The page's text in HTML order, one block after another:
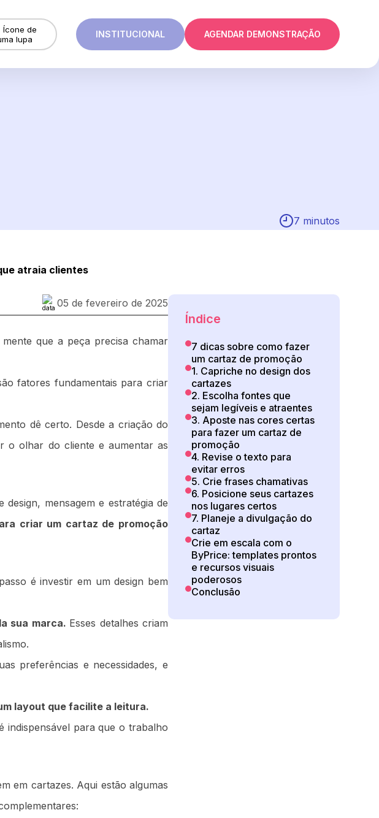
INSTITUCIONAL AGENDAR DEMONSTRAÇÃO
7 minutos
atraia clientes
05 de fevereiro de 2025
que a peça precisa chamar
fatores fundamentais para criar
dê certo. Desde a criação do
o olhar do cliente e aumentar as
mensagem e estratégia de
criar um cartaz de promoção
é investir em um design bem
sua marca. Esses detalhes criam
preferências e necessidades, e
layout que facilite a leitura.
indispensável para que o trabalho
em cartazes. Aqui estão algumas
Índice
7 dicas sobre como fazer
um cartaz de promoção
1. Capriche no design dos
cartazes
2. Escolha fontes que
sejam legíveis e atraentes
3. Aposte nas cores certas
para fazer um cartaz de
promoção
4. Revise o texto para
evitar erros
5. Crie frases chamativas
6. Posicione seus cartazes
nos lugares certos
7. Planeje a divulgação do
cartaz
Crie em escala com o
ByPrice: templates prontos
e recursos visuais
poderosos
Conclusão